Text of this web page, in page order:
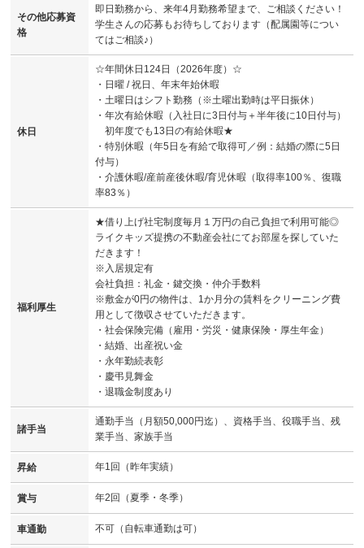
その他応募資
格
即日勤務から、来年4月勤務希望まで、ご相談ください！
学生さんの応募もお待ちしております（配属園等につい
てはご相談♪）
休日
☆年間休日124日（2026年度）☆
・日曜 / 祝日、年末年始休暇
・土曜日はシフト勤務（※土曜出勤時は平日振休）
・年次有給休暇（入社日に3日付与＋半年後に10日付与）
初年度でも13日の有給休暇★
・特別休暇（年5日を有給で取得可／例：結婚の際に5日
付与）
・介護休暇/産前産後休暇/育児休暇（取得率100％、復職
率83％）
福利厚生
★借り上げ社宅制度毎月１万円の自己負担で利用可能◎
ライクキッズ提携の不動産会社にてお部屋を探していた
だきます！
※入居規定有
会社負担：礼金・鍵交換・仲介手数料
※敷金が0円の物件は、1か月分の賃料をクリーニング費
用として徴収させていただきます。
・社会保険完備（雇用・労災・健康保険・厚生年金）
・結婚、出産祝い金
・永年勤続表彰
・慶弔見舞金
・退職金制度あり
諸手当
通勤手当（月額50,000円迄）、資格手当、役職手当、残
業手当、家族手当
昇給 年1回（昨年実績）
賞与 年2回（夏季・冬季）
車通勤 不可（自転車通勤は可）